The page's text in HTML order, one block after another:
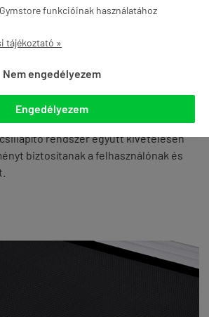
funkcióinak használatához
tájékoztató »
Nem engedélyezem
Engedélyezem
vastag anyagból készült. Ezek a
a MAC (Multi Air
rendszer együtt kivételesen
biztosítanak a felhasználónak és